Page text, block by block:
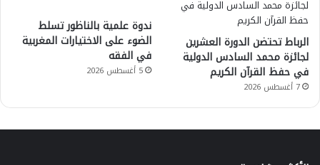
الرباط تحتضن الدورة العشرين
لجائزة محمد السادس الدولية
في حفظ القرآن الكريم
7 أغسطس 2026
ندوة علمية بالناظور تسلط
الضوء على الاختيارات المغربية
في الفقه
5 أغسطس 2026